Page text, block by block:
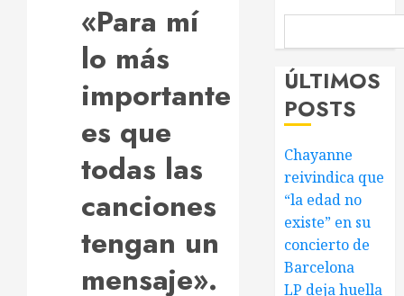
«Para mí
lo más
importante
es que
todas las
canciones
tengan un
mensaje».
ÚLTIMOS
POSTS
Chayanne
reivindica que
“la edad no
existe” en su
concierto de
Barcelona
LP deja huella